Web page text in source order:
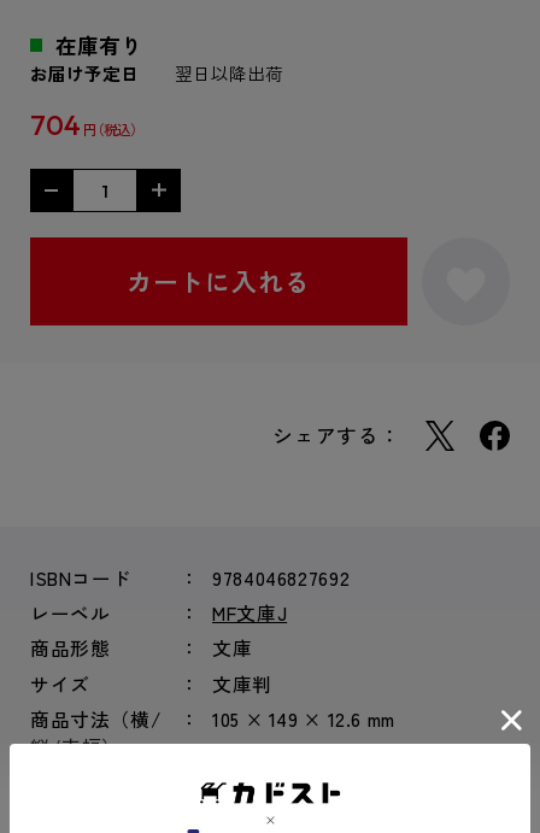
在庫有り
お届け予定日 翌日以降出荷
704 円
シェアする：
ISBNコード
9784046827692
レーベル
MF文庫J
商品形態
文庫
サイズ
文庫判
商品寸法（横/
縦/束幅）
105 × 149 × 12.6 mm
264ページ
もっと見る